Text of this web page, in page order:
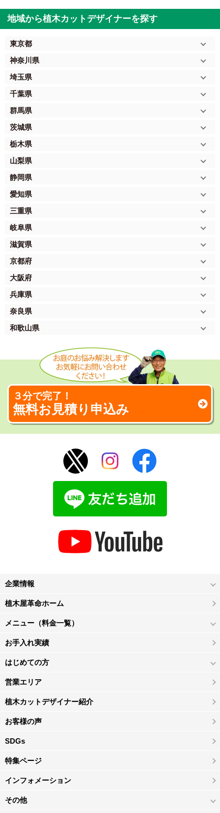
地域から植木カットデザイナーを探す
東京都
神奈川県
埼玉県
千葉県
群馬県
茨城県
栃木県
山梨県
静岡県
愛知県
三重県
岐阜県
滋賀県
京都府
大阪府
兵庫県
奈良県
和歌山県
３分で完了！
無料お見積り申込み
企業情報
植木屋革命ホーム
メニュー（料金一覧）
お手入れ実績
はじめての方
営業エリア
植木カットデザイナー紹介
お客様の声
SDGs
特集ページ
インフォメーション
その他